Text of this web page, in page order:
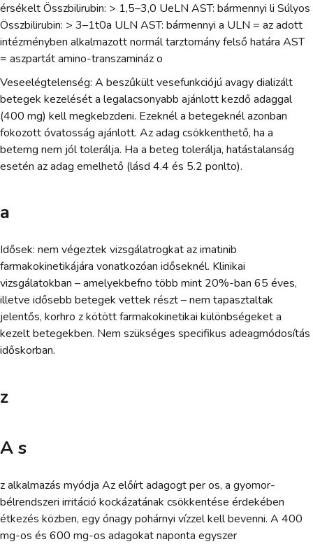
érsékelt Összbilirubin: > 1,5–3,0 UeLN AST: bármennyi li Súlyos
Összbilirubin: > 3–1t0a ULN AST: bármennyi a ULN = az adott
intézményben alkalmazott normál tarztomány felső határa AST
= aszpartát amino-transzamináz o
Veseelégtelenség: A beszűkült vesefunkciójú avagy dializált
betegek kezelését a legalacsonyabb ajánlott kezdő adaggal
(400 mg) kell megkebzdeni. Ezeknél a betegeknél azonban
fokozott óvatosság ajánlott. Az adag csökkenthető, ha a
betemg nem jól tolerálja. Ha a beteg tolerálja, hatástalanság
esetén az adag emelhető (lásd 4.4 és 5.2 ponlto).
a
Idősek: nem végeztek vizsgálatrogkat az imatinib
farmakokinetikájára vonatkozóan időseknél. Klinikai
vizsgálatokban – amelyekbefno több mint 20%-ban 65 éves,
illetve idősebb betegek vettek részt – nem tapasztaltak
jelentős, korhro z kötött farmakokinetikai különbségeket a
kezelt betegekben. Nem szükséges specifikus adeagmódosítás
időskorban.
z
A s
z alkalmazás myódja Az előírt adagogt per os, a gyomor-
bélrendszeri irritáció kockázatának csökkentése érdekében
étkezés közben, egy ónagy pohárnyi vízzel kell bevenni. A 400
mg-os és 600 mg-os adagokat naponta egyszer